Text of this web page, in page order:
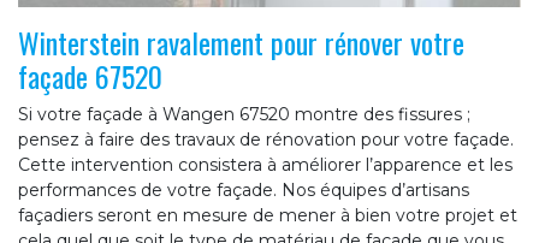
Winterstein ravalement pour rénover votre
façade 67520
Si votre façade à Wangen 67520 montre des fissures ;
pensez à faire des travaux de rénovation pour votre façade.
Cette intervention consistera à améliorer l’apparence et les
performances de votre façade. Nos équipes d’artisans
façadiers seront en mesure de mener à bien votre projet et